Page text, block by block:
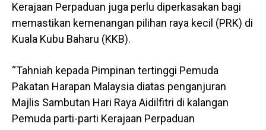
Kerajaan Perpaduan juga perlu diperkasakan bagi
memastikan kemenangan pilihan raya kecil (PRK) di
Kuala Kubu Baharu (KKB).
“Tahniah kepada Pimpinan tertinggi Pemuda
Pakatan Harapan Malaysia diatas penganjuran
Majlis Sambutan Hari Raya Aidilfitri di kalangan
Pemuda parti-parti Kerajaan Perpaduan